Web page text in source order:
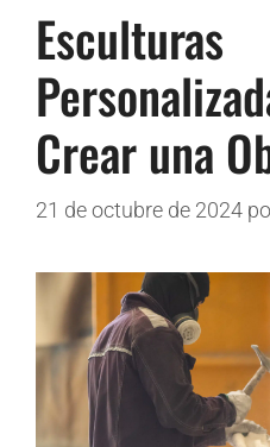
Esculturas
Crear una
21 de octubre de 2024